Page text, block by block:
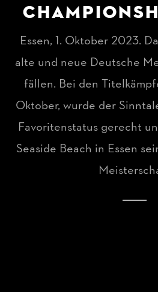
Essen, 1. Oktober 2023.
alte und neue Deutsche
fällen. Bei den
Oktober, wurde der
Favoritenstatus gerecht
Seaside Beach in Essen